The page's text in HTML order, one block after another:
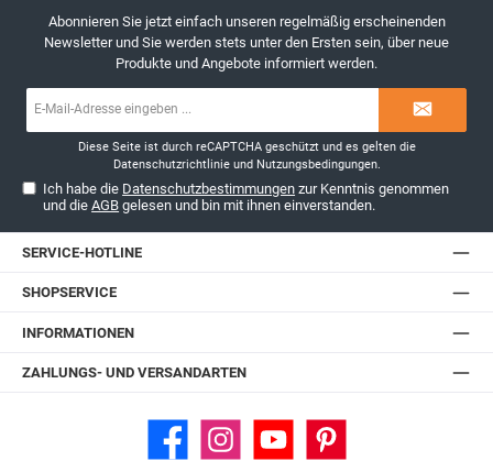
Abonnieren Sie jetzt einfach unseren regelmäßig erscheinenden
Newsletter und Sie werden stets unter den Ersten sein, über neue
Produkte und Angebote informiert werden.
Diese Seite ist durch reCAPTCHA geschützt und es gelten die
Datenschutzrichtlinieund Nutzungsbedingungen.
Ich habe die Datenschutzbestimmungen zur Kenntnis genommen
und dieAGB gelesen und bin mit ihnen einverstanden.
SERVICE-HOTLINE
SHOPSERVICE
INFORMATIONEN
ZAHLUNGS- UND VERSANDARTEN
Facebook Instagram YouTube Pinterest